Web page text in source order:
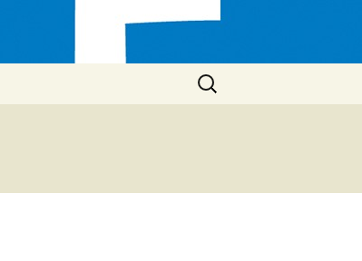
Sök
efter: